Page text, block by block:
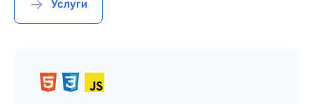
Услуги